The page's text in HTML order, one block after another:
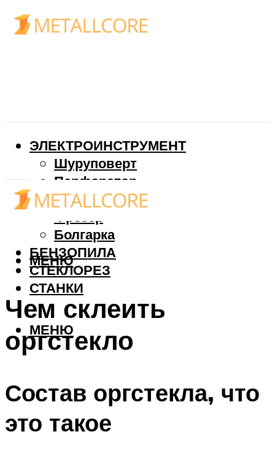
ЭЛЕКТРОИНСТРУМЕНТ
Шуруповерт
Перфоратор
Дрель
Фрезер
Болгарка
БЕНЗОПИЛА
СТЕКЛОРЕЗ
СТАНКИ
МЕНЮ
МЕНЮ
Чем склеить
оргстекло
Состав оргстекла, что
это такое